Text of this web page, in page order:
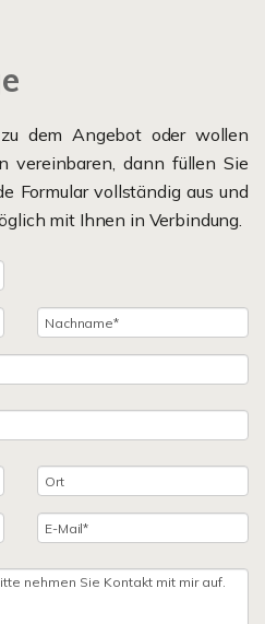
dem Angebot oder wollen
vereinbaren, dann füllen Sie
Formular vollständig aus und
mit Ihnen in Verbindung.